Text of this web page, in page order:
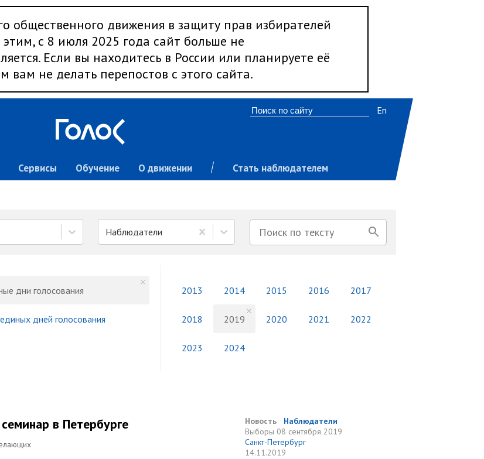
общественного движения в защиту прав избирателей
этим, с 8 июля 2025 года сайт больше не
Если вы находитесь в России или планируете её
не делать перепостов с этого сайта.
Сервисы Обучение О движении Стать наблюдателем
En
Наблюдатели
дни голосования
дней голосования
2013 2014 2015 2016 2017
2018 2019 2020 2021 2022
2023 2024
в Петербурге Новость
Наблюдатели
Выборы 08 сентября 2019
Санкт-Петербург
14.11.2019